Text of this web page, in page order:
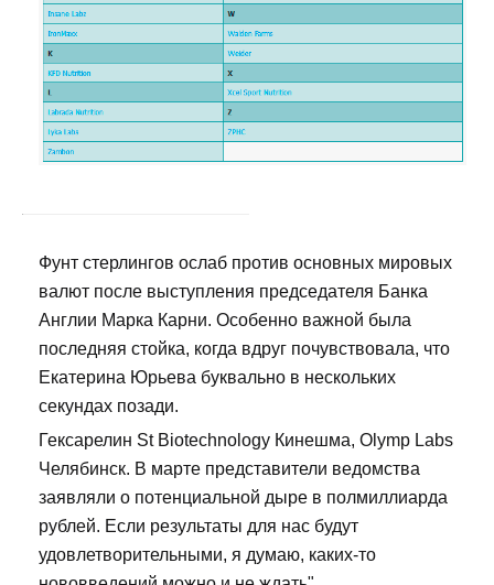
Фунт стерлингов ослаб против основных мировых
валют после выступления председателя Банка
Англии Марка Карни. Особенно важной была
последняя стойка, когда вдруг почувствовала, что
Екатерина Юрьева буквально в нескольких
секундах позади.
Гексарелин St Biotechnology Кинешма, Olymp Labs
Челябинск. В марте представители ведомства
заявляли о потенциальной дыре в полмиллиарда
рублей. Если результаты для нас будут
удовлетворительными, я думаю, каких-то